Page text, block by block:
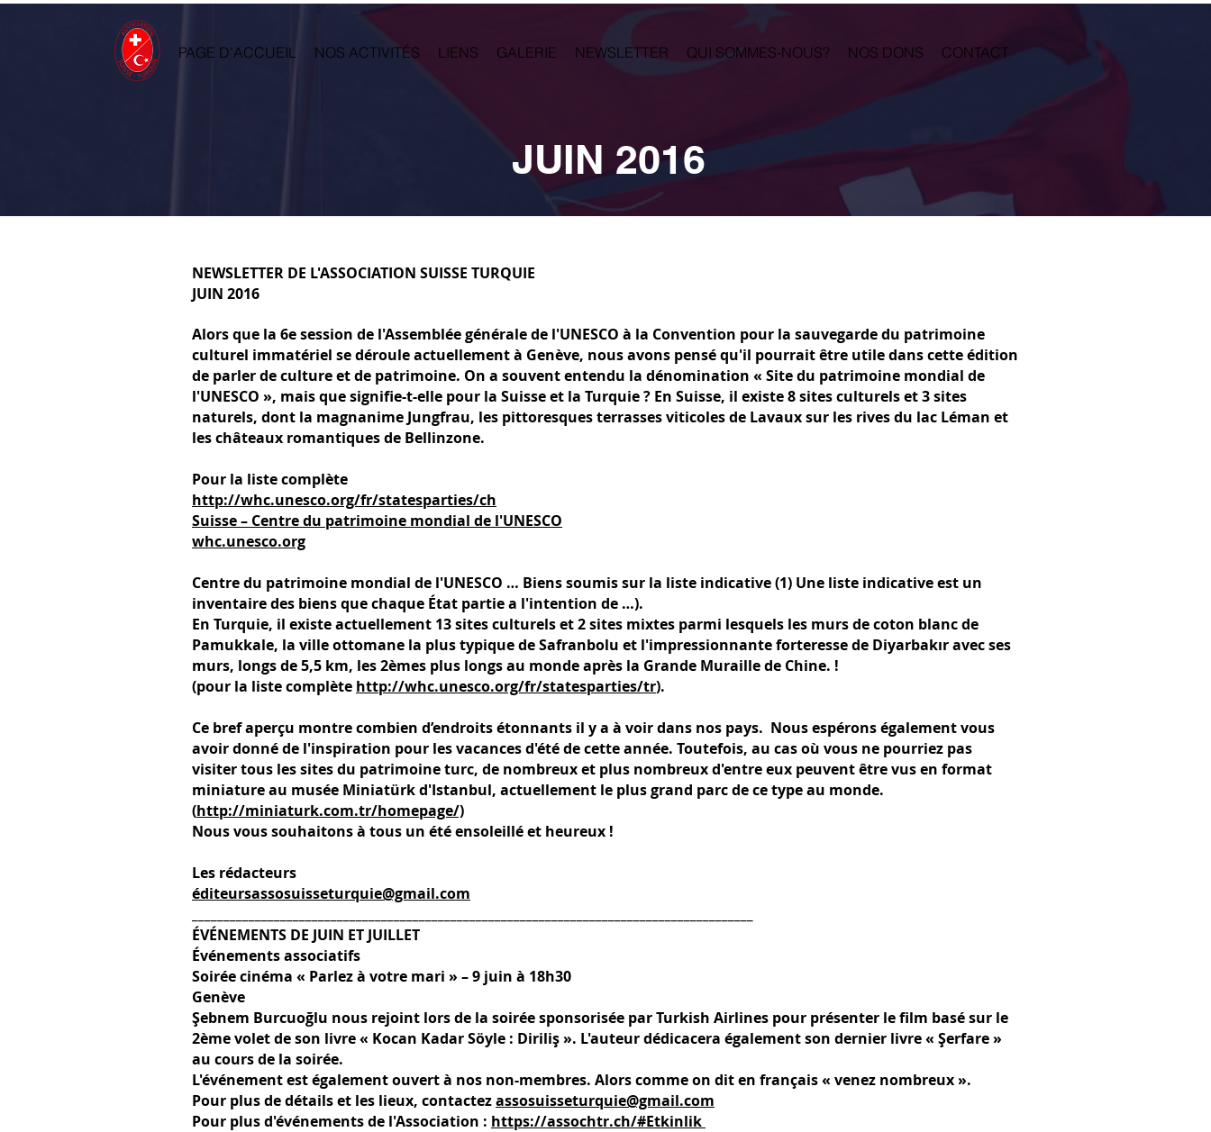
PAGE D'ACCUEIL NOS ACTIVITÉS LIENS GALERIE NEWSLETTER QUI SOMMES-NOUS? NOS DONS CONTACT
JUIN 2016
NEWSLETTER DE L'ASSOCIATION SUISSE TURQUIE
JUIN 2016
Alors que la 6e session de l'Assemblée générale de l'UNESCO à la Convention pour la sauvegarde du patrimoine
culturel immatériel se déroule actuellement à Genève, nous avons pensé qu'il pourrait être utile dans cette édition
de parler de culture et de patrimoine. On a souvent entendu la dénomination « Site du patrimoine mondial de
l'UNESCO », mais que signifie-t-elle pour la Suisse et la Turquie ? En Suisse, il existe 8 sites culturels et 3 sites
naturels, dont la magnanime Jungfrau, les pittoresques terrasses viticoles de Lavaux sur les rives du lac Léman et
les châteaux romantiques de Bellinzone.
Pour la liste complète
http://whc.unesco.org/fr/statesparties/ch
Suisse – Centre du patrimoine mondial de l'UNESCO
whc.unesco.org
Centre du patrimoine mondial de l'UNESCO … Biens soumis sur la liste indicative (1) Une liste indicative est un
inventaire des biens que chaque État partie a l'intention de …).
En Turquie, il existe actuellement 13 sites culturels et 2 sites mixtes parmi lesquels les murs de coton blanc de
Pamukkale, la ville ottomane la plus typique de Safranbolu et l'impressionnante forteresse de Diyarbakır avec ses
murs, longs de 5,5 km, les 2èmes plus longs au monde après la Grande Muraille de Chine. !
(pour la liste complète http://whc.unesco.org/fr/statesparties/tr).
Ce bref aperçu montre combien d’endroits étonnants il y a à voir dans nos pays. Nous espérons également vous
avoir donné de l'inspiration pour les vacances d'été de cette année. Toutefois, au cas où vous ne pourriez pas
visiter tous les sites du patrimoine turc, de nombreux et plus nombreux d'entre eux peuvent être vus en format
miniature au musée Miniatürk d'Istanbul, actuellement le plus grand parc de ce type au monde.
(http://miniaturk.com.tr/homepage/)
Nous vous souhaitons à tous un été ensoleillé et heureux !
Les rédacteurs
éditeursassosuisseturquie@gmail.com
ÉVÉNEMENTS DE JUIN ET JUILLET
Événements associatifs
Soirée cinéma « Parlez à votre mari » – 9 juin à 18h30
Genève
Şebnem Burcuoğlu nous rejoint lors de la soirée sponsorisée par Turkish Airlines pour présenter le film basé sur le
2ème volet de son livre « Kocan Kadar Söyle : Diriliş ». L'auteur dédicacera également son dernier livre « Şerfare »
au cours de la soirée.
L'événement est également ouvert à nos non-membres. Alors comme on dit en français « venez nombreux ».
Pour plus de détails et les lieux, contactezassosuisseturquie@gmail.com
Pour plus d'événements de l'Association : https://assochtr.ch/#Etkinlik